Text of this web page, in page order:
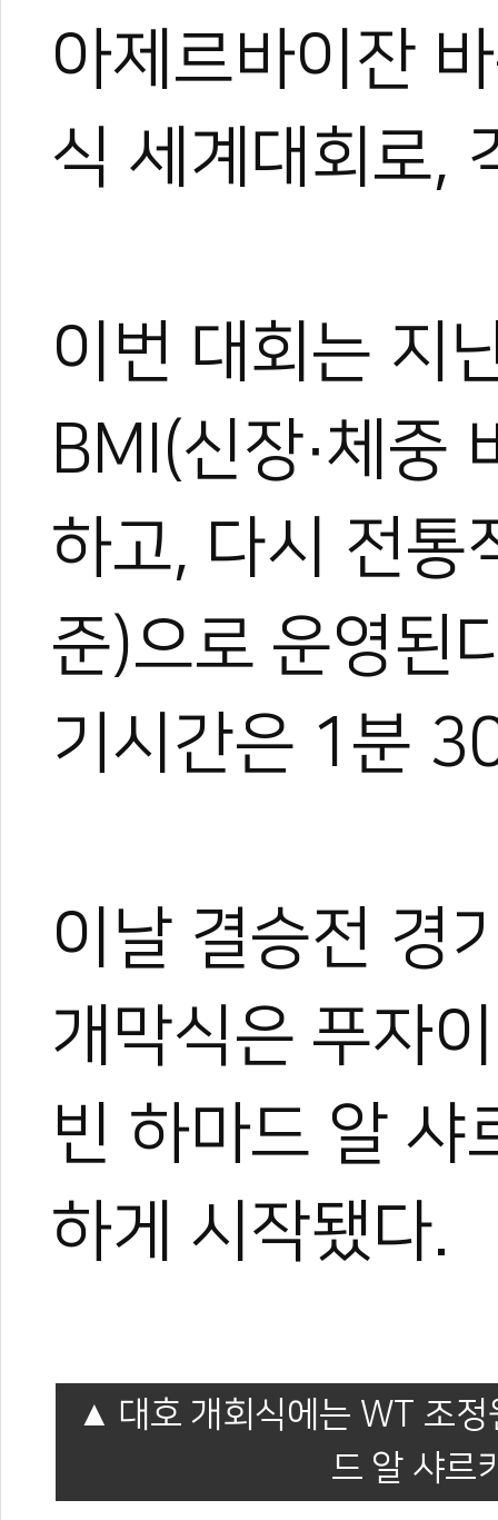
아제르바이잔
식 세계대회로,
이번 대회는 지
BMI(신장·체중
하고, 다시 전통
준)으로 운영된
기시간은 1분
이날 결승전 경
개막식은 푸자
빈 하마드 알 샤
하게 시작됐다.
대호 개회식에는 WT 조
드 알 샤르
한혜진
태권도 경기인 출신의 태권
트 KOICA 국제협력요원으
며, 20여 년간 65개국 300
작, 대회 중계방송 캐스터,
텐츠를 다각화해 온 전문
이온 대표이사를 맡고 있
야)와 대학 겸임교수로도